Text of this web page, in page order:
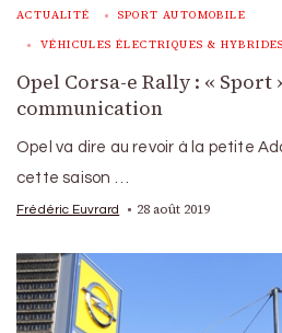
ACTUALITÉ SPORT AUTOMOBILE
VÉHICULES ÉLECTRIQUES & HYBRIDES
Opel Corsa-e Rally : «
communication
Opel va dire au revoir à la petite
cette saison …
Frédéric Euvrard 28 août 2019